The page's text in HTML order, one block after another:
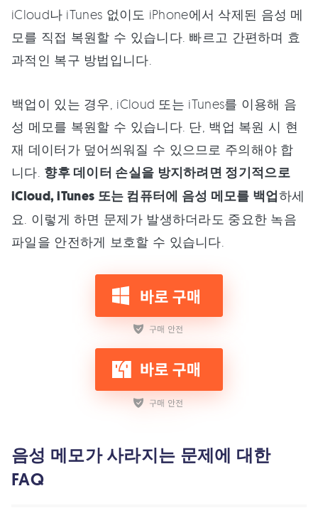
iCloud나 iTunes 없이도 iPhone에서 삭제된 음성 메
모를 직접 복원할 수 있습니다. 빠르고 간편하며 효
과적인 복구 방법입니다.
백업이 있는 경우, iCloud 또는 iTunes를 이용해 음
성 메모를 복원할 수 있습니다. 단, 백업 복원 시 현
재 데이터가 덮어씌워질 수 있으므로 주의해야 합
니다. 향후 데이터 손실을 방지하려면 정기적으로
iCloud, iTunes 또는 컴퓨터에 음성 메모를 백업 하세
요. 이렇게 하면 문제가 발생하더라도 중요한 녹음
파일을 안전하게 보호할 수 있습니다.
음성 메모가 사라지는 문제에 대한
FAQ